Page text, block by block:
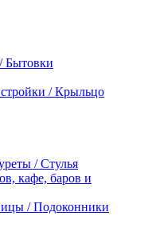
Бытовки
/ Крыльцо
/ Стулья
кафе, баров и
/ Подоконники